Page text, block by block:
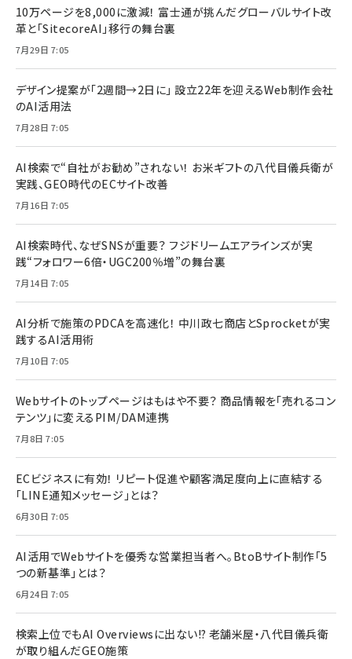
10万ページを8,000に激減！ 富士通が挑んだグローバルサイト改
革と「SitecoreAI」移行の舞台裏
7月29日 7:05
デザイン提案が「2週間→2日に」 設立22年を迎えるWeb制作会社
のAI活用法
7月28日 7:05
AI検索で“自社がお勧め”されない！ お米ギフトの八代目儀兵衛が
実践、GEO時代のECサイト改善
7月16日 7:05
AI検索時代、なぜSNSが重要？ フジドリームエアラインズが実
践“フォロワー6倍・UGC200％増”の舞台裏
7月14日 7:05
AI分析で施策のPDCAを高速化！ 中川政七商店とSprocketが実
践するAI活用術
7月10日 7:05
Webサイトのトップページはもはや不要？ 商品情報を「売れるコン
テンツ」に変えるPIM/DAM連携
7月8日 7:05
ECビジネスに有効！ リピート促進や顧客満足度向上に直結する
「LINE通知メッセージ」とは？
6月30日 7:05
AI活用でWebサイトを優秀な営業担当者へ。BtoBサイト制作「5
つの新基準」とは？
6月24日 7:05
検索上位でもAI Overviewsに出ない!? 老舗米屋・八代目儀兵衛
が取り組んだGEO施策